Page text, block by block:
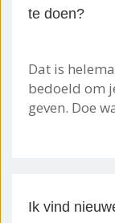
te doen?
Dat is
bedoeld om
geven. Doe
Ik vind